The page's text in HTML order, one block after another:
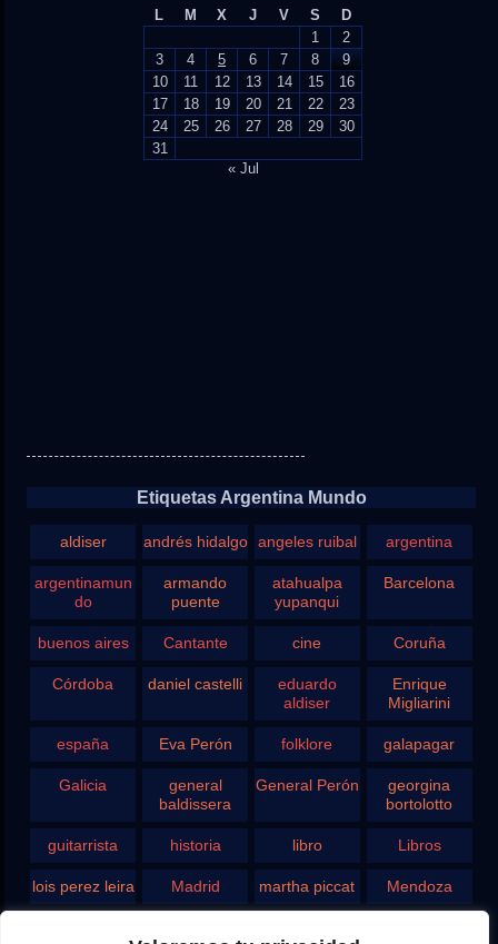
L
M X J V S
D
1
2
3
4 5 6 7 8
9
10
11 12 13 14 15
16
17
18 19 20 21 22
23
24
25 26 27 28 29
30
31
« Jul
Etiquetas Argentina Mundo
aldiser andrés hidalgo angeles ruibal argentina
argentinamun
do
armando
puente
atahualpa
yupanqui
Barcelona
buenos aires Cantante cine Coruña
Córdoba daniel castelli
eduardo
aldiser
Enrique
Migliarini
españa Eva Perón folklore galapagar
Galicia
general
baldissera
General Perón
georgina
bortolotto
guitarrista historia libro Libros
lois perez leira Madrid martha piccat Mendoza